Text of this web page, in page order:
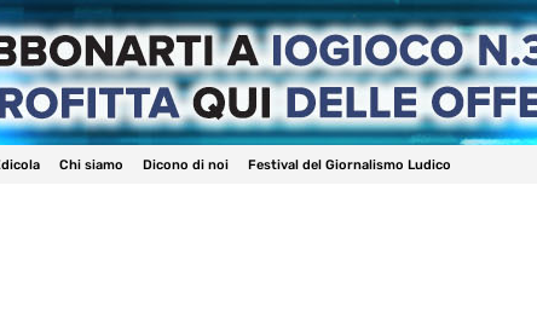
Chi siamo Dicono di noi Festival del Giornalismo Ludico